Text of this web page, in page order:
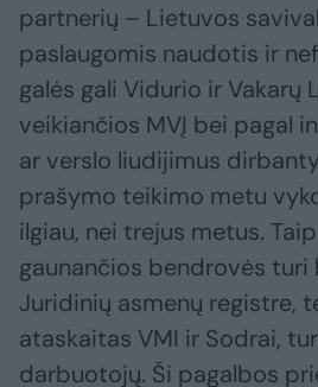
partnerių – Lietuvos
paslaugomis naudotis ir
galės gali Vidurio ir Vakarų
veikiančios MVĮ bei pagal
ar verslo liudijimus
prašymo teikimo metu
ilgiau, nei trejus metus.
gaunančios bendrovės
Juridinių asmenų registre,
ataskaitas VMI ir Sodrai,
darbuotojų. Ši pagalbos